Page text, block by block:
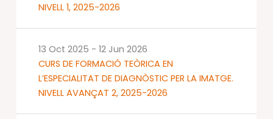
NIVELL 1, 2025-2026
CURS DE FORMACIÓ TEÒRICA EN
L’ESPECIALITAT DE DIAGNÒSTIC PER LA IMATGE.
NIVELL AVANÇAT 2, 2025-2026
13 Oct 2025 - 12 Jun 2026